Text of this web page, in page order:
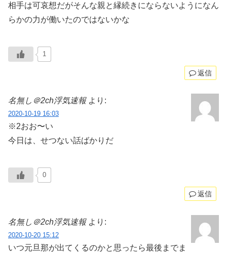
相手は可哀想だがそんな親と縁続きにならないようになん
らかの力が働いたのではないかな
1
返信
名無し＠2ch浮気速報 より:
2020-10-19 16:03
※2おお〜い
今日は、せつない話ばかりだ
0
返信
名無し＠2ch浮気速報 より:
2020-10-20 15:12
いつ元旦那が出てくるのかと思ったら最後までま